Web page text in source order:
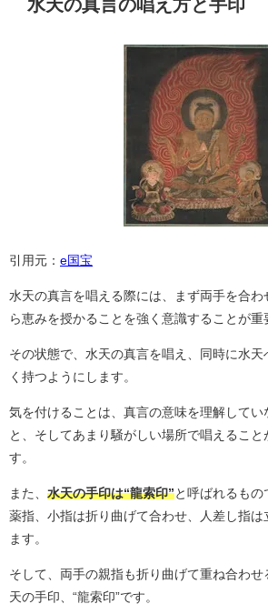
水天の真言の唱え方と手印
引用元： e国宝
水天の真言を唱える際には、まず両手を合
ら恵みを授かることを強く意識することが重
その状態で、水天の真言を唱え、同時に水天
く持つようにします。
気を付けることは、真言の意味を理解してい
と、そしてあまり騒がしい場所で唱えるこ
す。
また、 水天の手印は“龍索印”と呼ばれるもの
薬指、小指は折り曲げて合わせ、人差し指
ます。
そして、両手の親指も折り曲げて重ね合わせ
天の手印、“龍索印”です。